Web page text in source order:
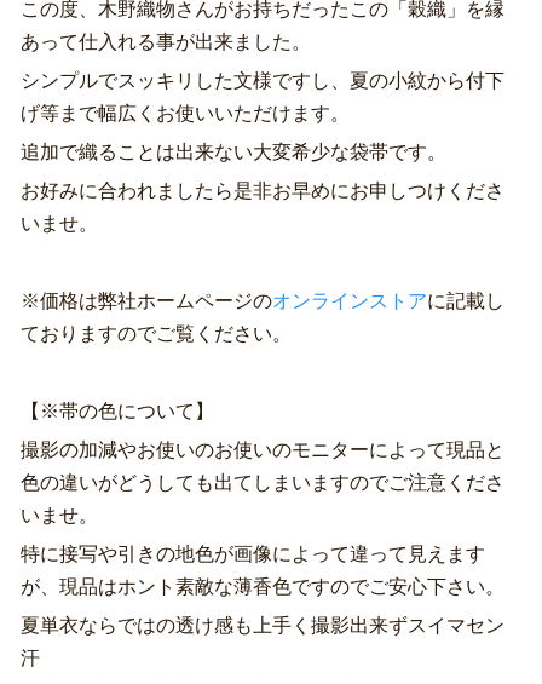
この度、木野織物さんがお持ちだったこの「穀織」を縁
あって仕入れる事が出来ました。
シンプルでスッキリした文様ですし、夏の小紋から付下
げ等まで幅広くお使いいただけます。
追加で織ることは出来ない大変希少な袋帯です。
お好みに合われましたら是非お早めにお申しつけくださ
いませ。
※価格は弊社ホームページのオンラインストアに記載し
ておりますのでご覧ください。
【※帯の色について】
撮影の加減やお使いのお使いのモニターによって現品と
色の違いがどうしても出てしまいますのでご注意くださ
いませ。
特に接写や引きの地色が画像によって違って見えます
が、現品はホント素敵な薄香色ですのでご安心下さい。
夏単衣ならではの透け感も上手く撮影出来ずスイマセン
汗